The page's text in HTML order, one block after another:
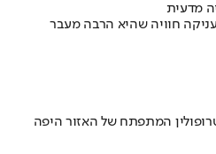
מדעית
חוויה שהיא הרבה מעבר
המתפתח של האזור היפה